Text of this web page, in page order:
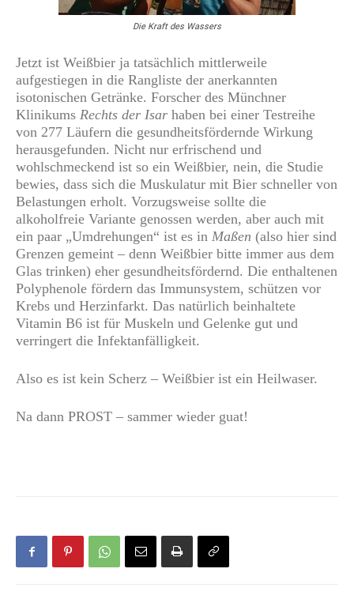
Die Kraft des Wassers
Jetzt ist Weißbier ja tatsächlich mittlerweile
aufgestiegen in die Rangliste der anerkannten
isotonischen Getränke. Forscher des Münchner
Klinikums Rechts der Isar haben bei einer Testreihe
von 277 Läufern die gesundheitsfördernde Wirkung
herausgefunden. Nicht nur erfrischend und
wohlschmeckend ist so ein Weißbier, nein, die Studie
bewies, dass sich die Muskulatur mit Bier schneller von
Belastungen erholt. Vorzugsweise sollte die
alkoholfreie Variante genossen werden, aber auch mit
ein paar „Umdrehungen“ ist es in Maßen (also hier sind
Grenzen gemeint – denn Weißbier bitte immer aus dem
Glas trinken) eher gesundheitsfördernd. Die enthaltenen
Polyphenole fördern das Immunsystem, schützen vor
Krebs und Herzinfarkt. Das natürlich beinhaltete
Vitamin B6 ist für Muskeln und Gelenke gut und
verringert die Infektanfälligkeit.
Also es ist kein Scherz – Weißbier ist ein Heilwaser.
Na dann PROST – sammer wieder guat!